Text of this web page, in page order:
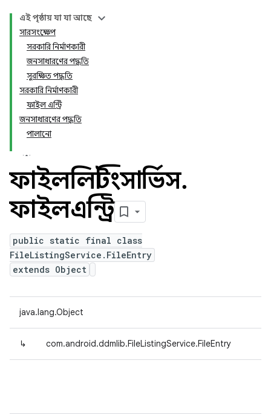
এই পৃষ্ঠায় যা যা আছে
সারসংক্ষেপ
সরকারি নির্মাণকারী
জনসাধারণের পদ্ধতি
সুরক্ষিত পদ্ধতি
সরকারি নির্মাণকারী
ফাইল এন্ট্রি
জনসাধারণের পদ্ধতি
পালানো
ফাইললিস্টিংসার্ভিস.
ফাইলএন্ট্রি
public static final class
FileListingService.FileEntry
extends Object
java.lang.Object
↳ com.android.ddmlib.FileListingService.FileEntry